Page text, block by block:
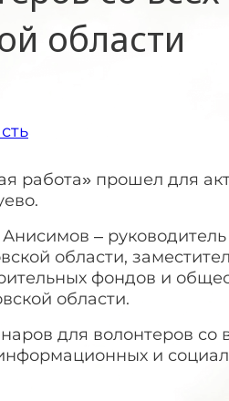
области
работа» прошел для
– руководитель
области,
фондов и
области.
для волонтеров со
и